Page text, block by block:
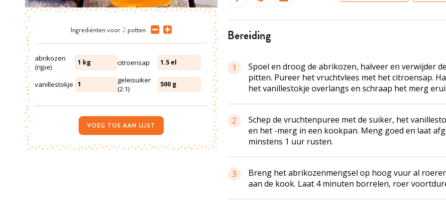
bereiding
1
Spoel en droog de abrikozen, halveer en verwijder
pitten. Pureer het vruchtvlees met het citroensap.
het vanillestokje overlangs en schraap het merg
2
Schep de vruchtenpuree met de suiker, het
en het -merg in een kookpan. Meng goed en laat
minstens 1 uur rusten.
3
Breng het abrikozenmengsel op hoog vuur al
aan de kook. Laat 4 minuten borrelen, roer
Ingrediënten voor 2 potten
abrikozen
(rijpe)
1 kg citroensap 1.5 el
vanillestokje 1
geleisuiker
(2:1)
500 g
VOEG TOE AAN LIJST